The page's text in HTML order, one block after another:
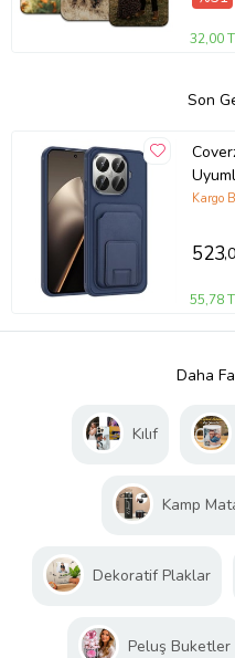
32,00
Son
Kargo
523
55,78
Daha
Kılıf
Kamp
Dekoratif Plaklar
Peluş Buketler